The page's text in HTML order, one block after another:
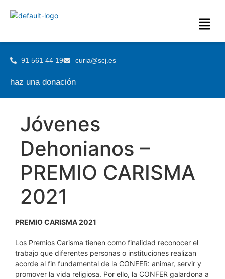
91 561 44 19 curia@scj.es
haz una donación
Jóvenes
Dehonianos –
PREMIO CARISMA
2021
PREMIO CARISMA 2021
Los Premios Carisma tienen como finalidad reconocer el
trabajo que diferentes personas o instituciones realizan
acorde al fin fundamental de la CONFER: animar, servir y
promover la vida religiosa. Por ello, la CONFER galardona a